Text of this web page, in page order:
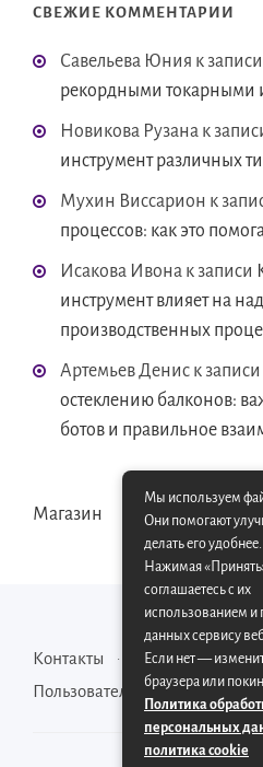
СВЕЖИЕ КОММЕНТАРИИ
Савельева Юния к записи
рекордными токарными
Новикова Рузана к
инструмент различных
Мухин Виссарион к
процессов: как это
Исакова Ивона к записи
инструмент влияет на
производственных
Артемьев Денис к записи
остеклению балконов:
ботов и правильное
Магазин
Контакты
Карта сайта
Пользовательское соглашение
Мы используем
Они помогают
делать его удобнее.
Нажимая
соглашаетесь с их
использованием и
данных сервису
Если нет —
браузера или
Политика
персональных
политика cookie